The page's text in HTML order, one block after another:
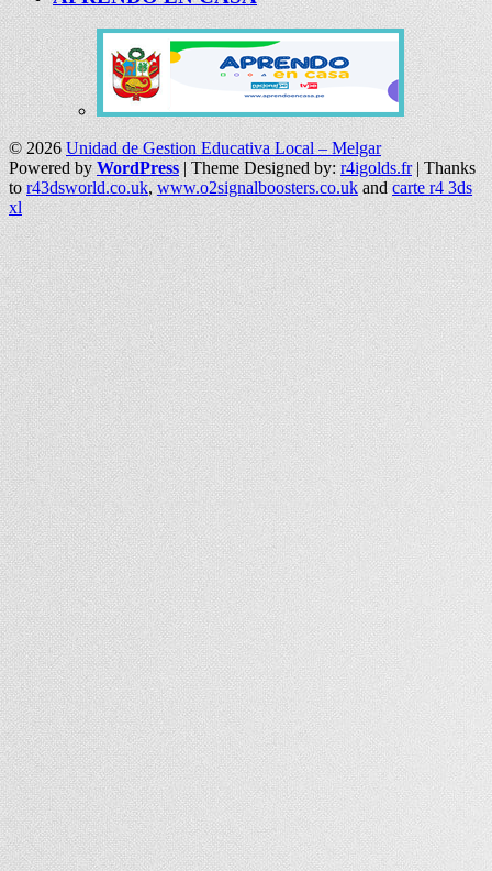
© 2026Unidad de Gestion Educativa Local – Melgar
Powered byWordPress| Theme Designed by: r4igolds.fr| Thanks
tor43dsworld.co.uk,www.o2signalboosters.co.uk andcarte r4 3ds
xl